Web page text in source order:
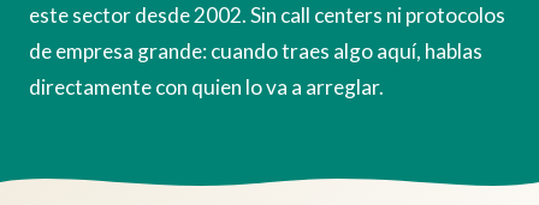
este sector desde 2002. Sin call centers ni protocolos
de empresa grande: cuando traes algo aquí, hablas
directamente con quien lo va a arreglar.